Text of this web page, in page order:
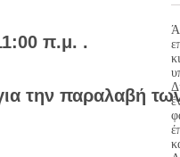
π.μ. .
την παραλαβή